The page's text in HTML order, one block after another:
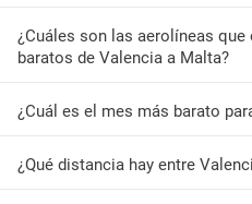
¿Cuáles son las aerolíneas
baratos de Valencia a Malta?
¿Cuál es el mes más barato
¿Qué distancia hay entre